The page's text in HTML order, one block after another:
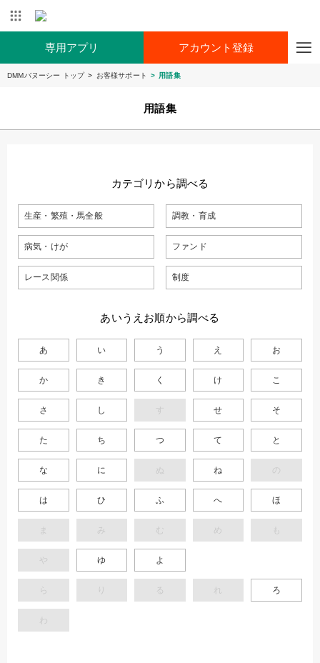
専用アプリ アカウント登録
DMMバヌーシー トップ お客様サポート 用語集
用語集
カテゴリから調べる
生産・繁殖・馬全般 調教・育成
病気・けが ファンド
レース関係 制度
あいうえお順から調べる
あ い う え お
か き く け こ
さ し す せ そ
た ち つ て と
な に ぬ ね の
は ひ ふ へ ほ
み む め も
や ゆ よ
ら り る れ ろ
わ